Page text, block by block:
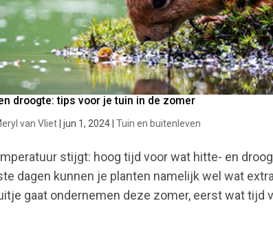
droogte: tips voor je tuin in de zomer
van Vliet |jun 1, 2024 |Tuin en buitenleven
stijgt: hoog tijd voor wat hitte- en
dagen kunnen je planten namelijk wel wat
gaat ondernemen deze zomer, eerst wat tijd